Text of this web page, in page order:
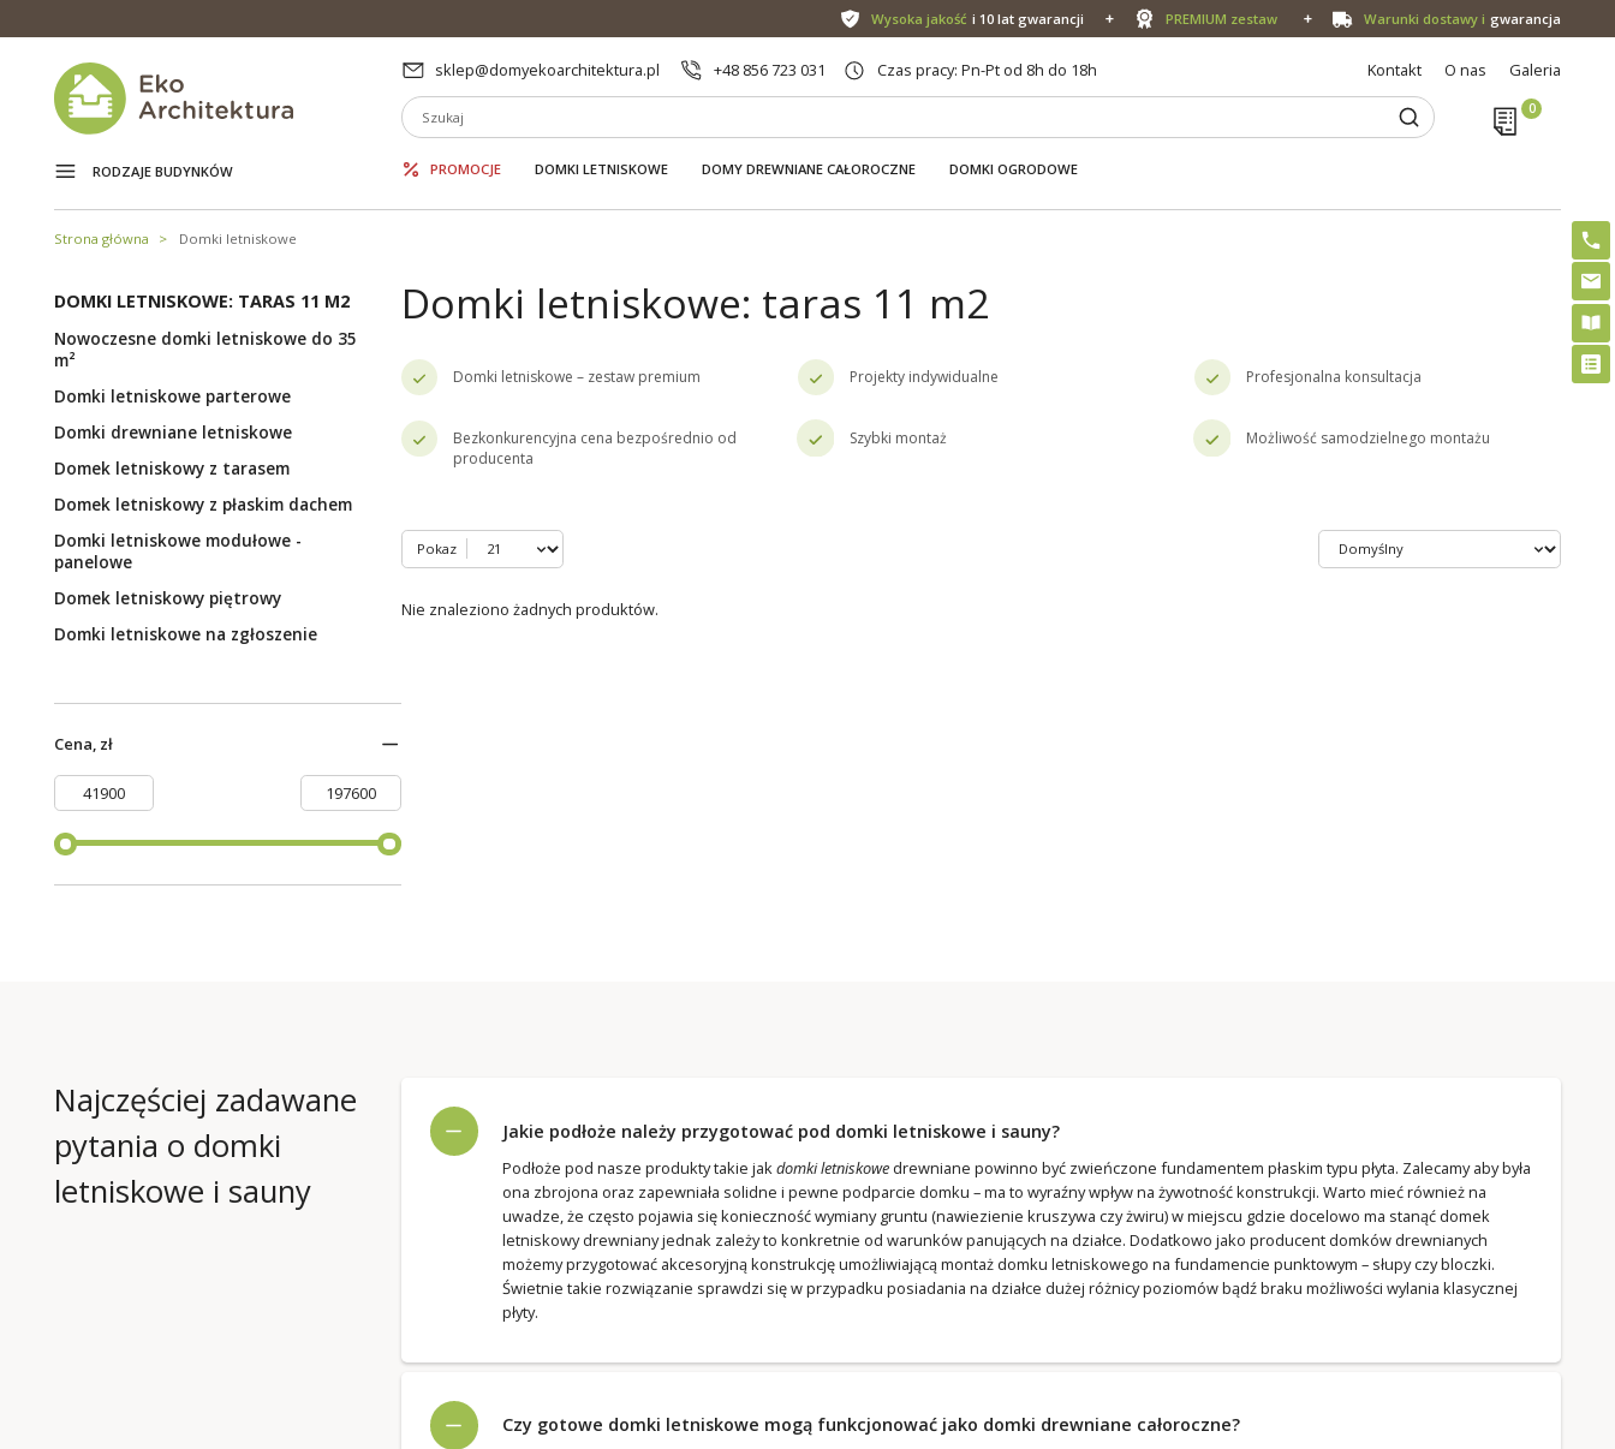
Wysoka jakość i 10 lat gwarancji PREMIUM zestaw Warunki dostawy i gwarancja
sklep@domyekoarchitektura.pl +48 856 723 031 Czas pracy: Pn-Pt od 8h do 18h Kontakt O nas Galeria
RODZAJE BUDYNKÓW PROMOCJE DOMKI LETNISKOWE DOMY DREWNIANE CAŁOROCZNE DOMKI OGRODOWE
Strona główna Domki letniskowe
DOMKI LETNISKOWE: TARAS 11 M2
Nowoczesne domki letniskowe do 35
m²
Domki letniskowe parterowe
Domki drewniane letniskowe
Domek letniskowy z tarasem
Domek letniskowy z płaskim dachem
Domki letniskowe modułowe -
panelowe
Domek letniskowy piętrowy
Domki letniskowe na zgłoszenie
Cena, zł
Domki letniskowe: taras 11 m2
Domki letniskowe – zestaw premium Projekty indywidualne Profesjonalna konsultacja
Bezkonkurencyjna cena bezpośrednio od
producenta
Szybki montaż Możliwość samodzielnego montażu
Pokaz
Nie znaleziono żadnych produktów.
Najczęściej zadawane
pytania o domki
letniskowe i sauny
Jakie podłoże należy przygotować pod domki letniskowe i sauny?
Podłoże pod nasze produkty takie jakdomki letniskowedrewniane powinno być zwieńczone fundamentem płaskim typu płyta. Zalecamy aby była
ona zbrojona oraz zapewniała solidne i pewne podparcie domku – ma to wyraźny wpływ na żywotność konstrukcji. Warto mieć również na
uwadze, że często pojawia się konieczność wymiany gruntu (nawiezienie kruszywa czy żwiru) w miejscu gdzie docelowo ma stanąć domek
letniskowy drewniany jednak zależy to konkretnie od warunków panujących na działce. Dodatkowo jako producent domków drewnianych
możemy przygotować akcesoryjną konstrukcję umożliwiającą montaż domku letniskowego na fundamencie punktowym – słupy czy bloczki.
Świetnie takie rozwiązanie sprawdzi się w przypadku posiadania na działce dużej różnicy poziomów bądź braku możliwości wylania klasycznej
płyty.
Czy gotowe domki letniskowe mogą funkcjonować jako domki drewniane całoroczne?